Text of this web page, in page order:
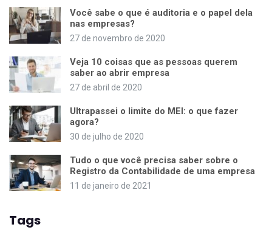
Você sabe o que é auditoria e o papel dela
nas empresas?
27 de novembro de 2020
Veja 10 coisas que as pessoas querem
saber ao abrir empresa
27 de abril de 2020
Ultrapassei o limite do MEI: o que fazer
agora?
30 de julho de 2020
Tudo o que você precisa saber sobre o
Registro da Contabilidade de uma empresa
11 de janeiro de 2021
Tags